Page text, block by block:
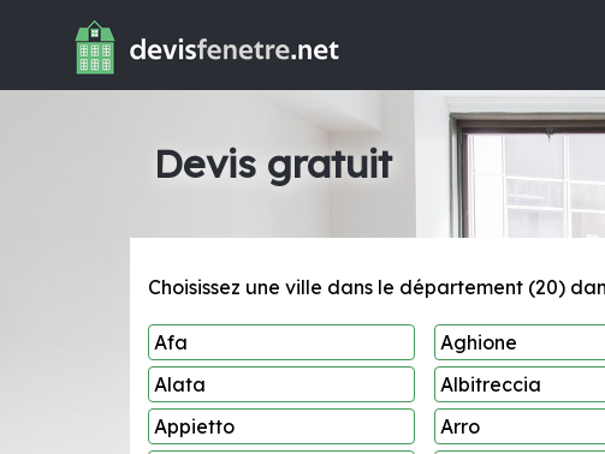
Devis gratuit
Choisissez une ville dans le département (20)
Afa Aghione
Alata
Albitreccia
Appietto
Arro